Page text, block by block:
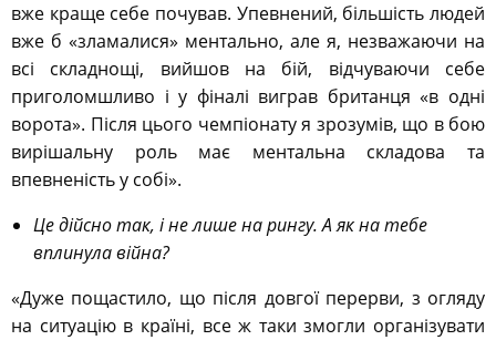
вже краще себе почував. Упевнений, більшість людей
вже б «зламалися» ментально, але я, незважаючи на
всі складнощі, вийшов на бій, відчуваючи себе
приголомшливо і у фіналі виграв британця «в одні
ворота». Після цього чемпіонату я зрозумів, що в бою
вирішальну роль має ментальна складова та
впевненість у собі».
Це дійсно так, і не лише на рингу. А як на тебе
вплинула війна?
«Дуже пощастило, що після довгої перерви, з огляду
на ситуацію в країні, все ж таки змогли організувати